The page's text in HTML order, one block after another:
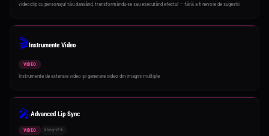
videoclip cu personajul tău dansând, transformându-se sau executând efectul — fără a fi nevoie de sugestii
🎬Instrumente Video
VIDEO
Instrumente de extensie video și generare video din imagini multiple
🎤Advanced Lip Sync
VIDEO kling-v2-6